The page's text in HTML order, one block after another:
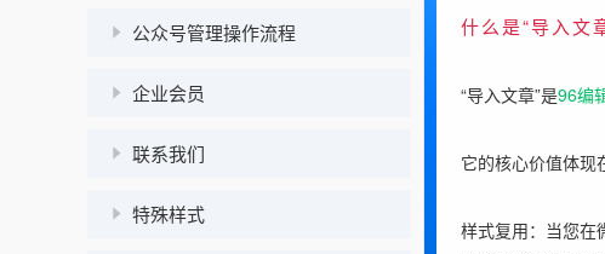
公众号管理操作流程
企业会员
联系我们
特殊样式
什么是“导入文
“导入文章”是96编
它的核心价值体现
样式复用：当您在